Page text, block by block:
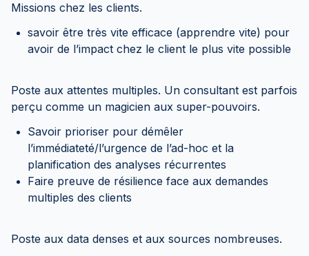
Missions chez les clients.
savoir être très vite efficace (apprendre vite) pour
avoir de l’impact chez le client le plus vite possible
Poste aux attentes multiples. Un consultant est parfois
perçu comme un magicien aux super-pouvoirs.
Savoir prioriser pour démêler
l’immédiateté/l’urgence de l’ad-hoc et la
planification des analyses récurrentes
Faire preuve de résilience face aux demandes
multiples des clients
Poste aux data denses et aux sources nombreuses.